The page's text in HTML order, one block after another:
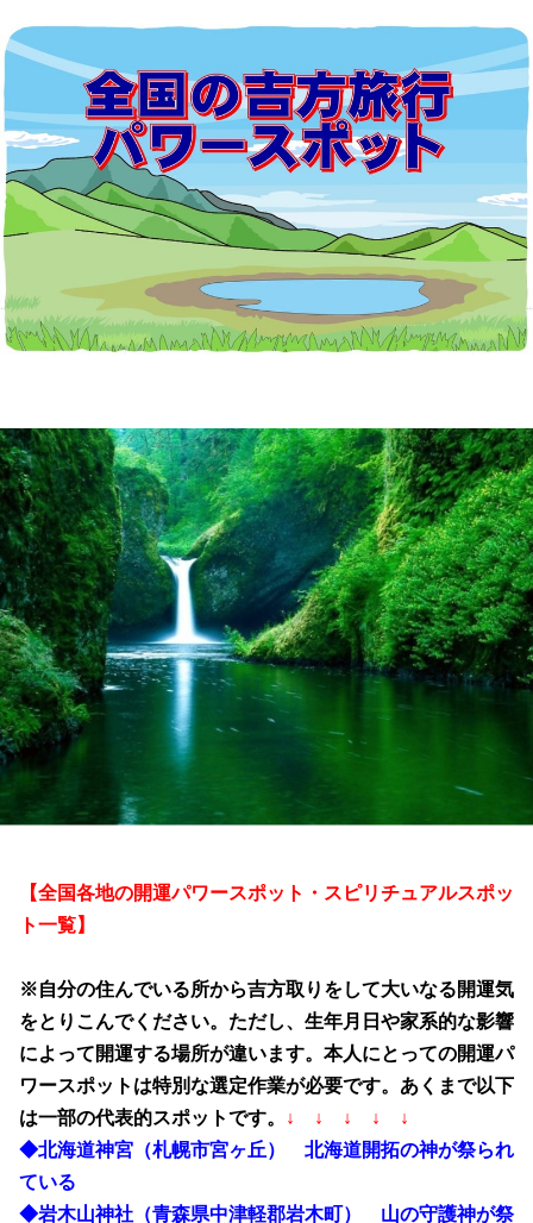
【全国各地の開運パワースポット・スピリチュアルスポッ
ト一覧】
※自分の住んでいる所から吉方取りをして大いなる開運気
をとりこんでください。ただし、生年月日や家系的な影響
によって開運する場所が違います。本人にとっての開運パ
ワースポットは特別な選定作業が必要です。あくまで以下
は一部の代表的スポットです。
↓ ↓ ↓ ↓ ↓
◆北海道神宮（札幌市宮ヶ丘） 北海道開拓の神が祭られ
ている
◆岩木山神社（青森県中津軽郡岩木町） 山の守護神が祭